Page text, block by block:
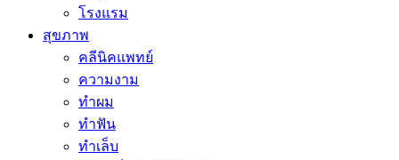
โรงแรม
สุขภาพ
คลีนิคแพทย์
ความงาม
ทำผม
ทำฟัน
ทำเล็บ